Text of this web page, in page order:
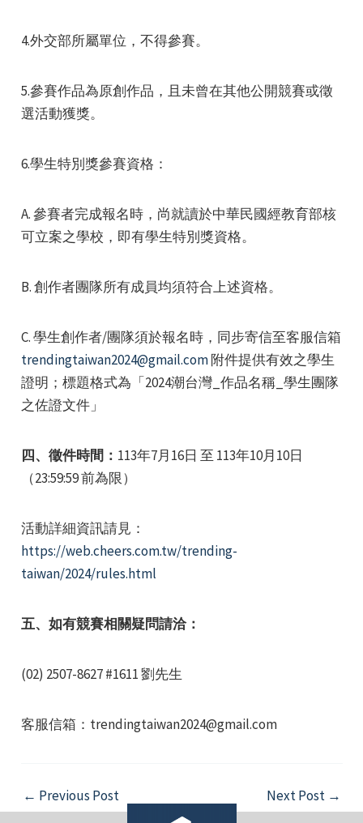
4.外交部所屬單位，不得參賽。
5.參賽作品為原創作品，且未曾在其他公開競賽或徵
選活動獲獎。
6.學生特別獎參賽資格：
A. 參賽者完成報名時，尚就讀於中華民國經教育部核
可立案之學校，即有學生特別獎資格。
B. 創作者團隊所有成員均須符合上述資格。
C. 學生創作者/團隊須於報名時，同步寄信至客服信箱
trendingtaiwan2024@gmail.com附件提供有效之學生
證明；標題格式為「2024潮台灣_作品名稱_學生團隊
之佐證文件」
四、徵件時間： 113年7月16日 至 113年10月10日
（23:59:59 前為限）
活動詳細資訊請見：
https://web.cheers.com.tw/trending-
taiwan/2024/rules.html
五、如有競賽相關疑問請洽：
(02) 2507-8627 #1611 劉先生
客服信箱：trendingtaiwan2024@gmail.com
Post
navigation
← Previous Post Next Post →